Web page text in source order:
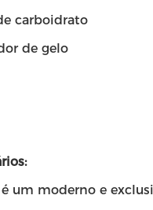
carboidrato
de gelo
um moderno e